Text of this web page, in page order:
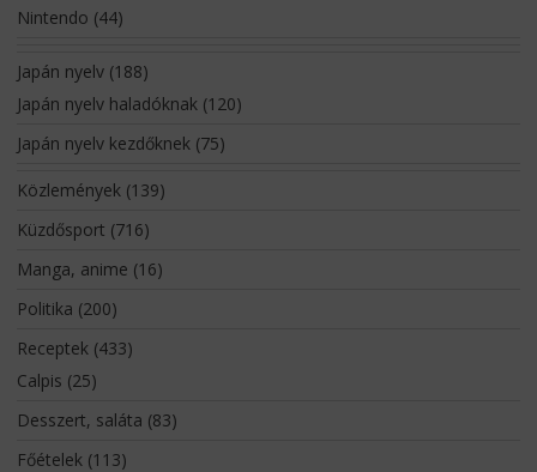
Nintendo (44)
Japán nyelv(188)
Japán nyelv haladóknak(120)
Japán nyelv kezdőknek(75)
Közlemények(139)
Küzdősport (716)
Manga, anime (16)
Politika (200)
Receptek(433)
Calpis (25)
Desszert, saláta (83)
Főételek(113)